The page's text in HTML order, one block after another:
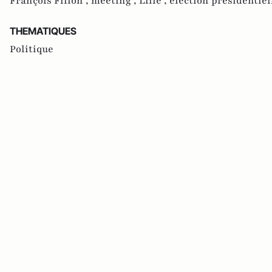
THEMATIQUES
Politique